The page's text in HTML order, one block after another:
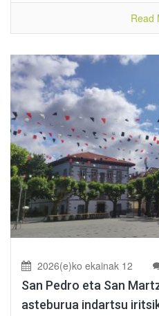
Read
2026(e)ko ekainak 12
San Pedro eta San
asteburua indartsu